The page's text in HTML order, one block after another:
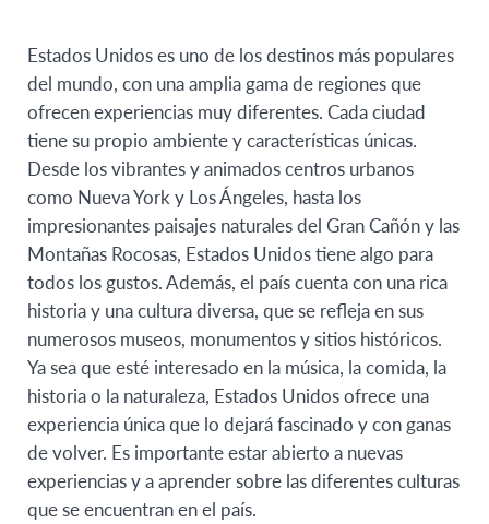
Estados Unidos es uno de los destinos más populares
del mundo, con una amplia gama de regiones que
ofrecen experiencias muy diferentes. Cada ciudad
tiene su propio ambiente y características únicas.
Desde los vibrantes y animados centros urbanos
como Nueva York y Los Ángeles, hasta los
impresionantes paisajes naturales del Gran Cañón y las
Montañas Rocosas, Estados Unidos tiene algo para
todos los gustos. Además, el país cuenta con una rica
historia y una cultura diversa, que se refleja en sus
numerosos museos, monumentos y sitios históricos.
Ya sea que esté interesado en la música, la comida, la
historia o la naturaleza, Estados Unidos ofrece una
experiencia única que lo dejará fascinado y con ganas
de volver. Es importante estar abierto a nuevas
experiencias y a aprender sobre las diferentes culturas
que se encuentran en el país.